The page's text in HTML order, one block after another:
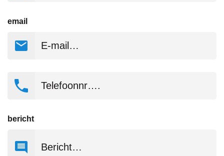
email
Telefoonnr….
bericht